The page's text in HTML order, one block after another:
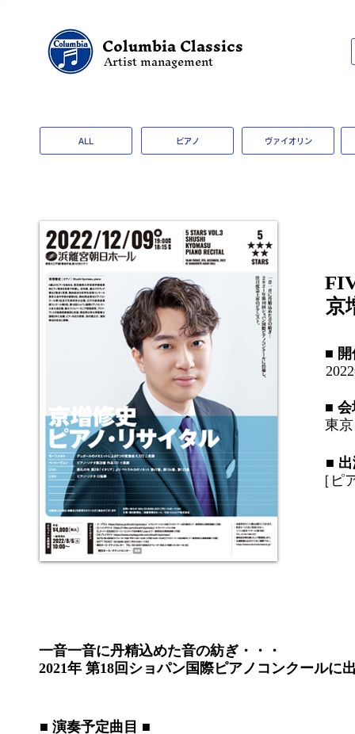
Columbia Classics
Artist management
ALL ピアノ ヴァイオリン
京
​■
​■
東
​■
［ピ
一音一音に丹精込めた音の紡ぎ・・・
2021年 第18回ショパン国際ピアノコンクールに
​■ 演奏予定曲⽬ ■